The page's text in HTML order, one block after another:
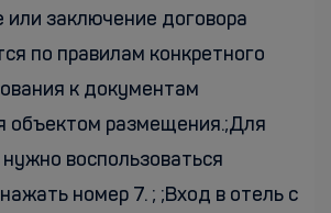
или заключение договора
по правилам конкретного
к документам
объектом размещения.;Для
воспользоваться
номер 7. ; ;Вход в отель с